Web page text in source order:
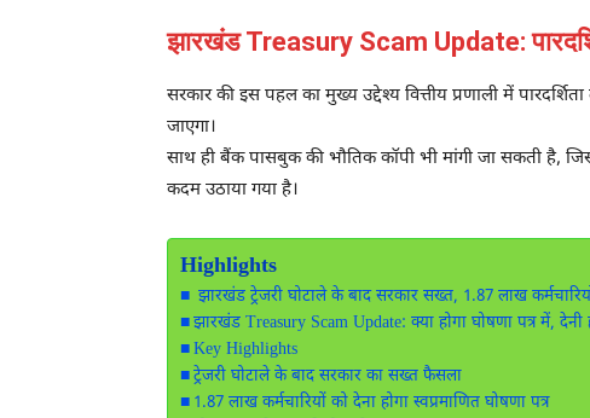
झारखंड Treasury Scam Update:
सरकार की इस पहल का मुख्य उद्देश्य वित्तीय प्रणाली में
जाएगा।
साथ ही बैंक पासबुक की भौतिक कॉपी भी मांगी जा सकती है,
कदम उठाया गया है।
Highlights
झारखंड ट्रेजरी घोटाले के बाद सरकार सख्त, 1.87 लाख
झारखंड Treasury Scam Update: क्या होगा घोषणा पत्र में, देनी
Key Highlights
ट्रेजरी घोटाले के बाद सरकार का सख्त फैसला
1.87 लाख कर्मचारियों को देना होगा स्वप्रमाणित घोषणा पत्र